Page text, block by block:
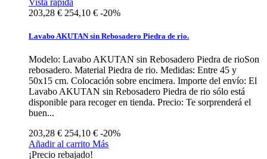
Vista rápida
203,28 € 254,10 € -20%
Lavabo AKUTAN sin Rebosadero Piedra de rio.
Modelo: Lavabo AKUTAN sin Rebosadero Piedra de rioSon
rebosadero. Material Piedra de rio. Medidas: Entre 45 y
50x15 cm. Colocación sobre encimera. Importe del envío: El
Lavabo AKUTAN sin Rebosadero Piedra de rio sólo está
disponible para recoger en tienda. Precio: Te sorprenderá el
buen...
203,28 € 254,10 € -20%
Añadir al carrito Más
¡Precio rebajado!